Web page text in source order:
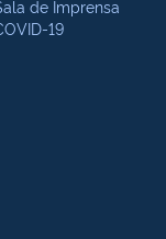
de Imprensa
19